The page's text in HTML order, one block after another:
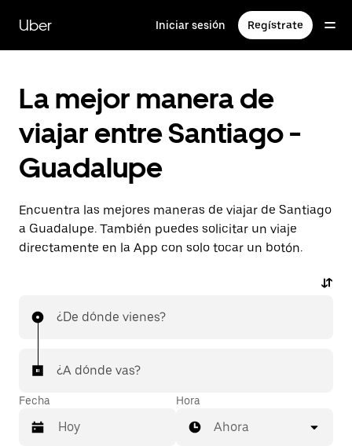
contenido
principal
Uber Iniciar sesión Regístrate
La mejor manera de
viajar entre Santiago -
Guadalupe
Encuentra las mejores maneras de viajar de Santiago
a Guadalupe. También puedes solicitar un viaje
directamente en la App con solo tocar un botón.
¿De dónde vienes?
¿A dónde vas?
Fecha Hora
Ahora